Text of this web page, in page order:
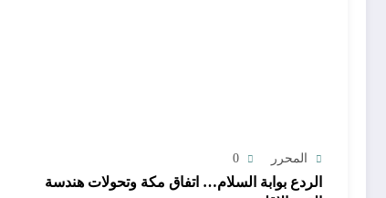
المحرر 0
الردع بوابة السلام… اتفاق مكة وتحولات هندسة